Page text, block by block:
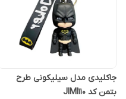
جاکلیدی مدل سیلیکونی طرح
بتمن کد JIMI110